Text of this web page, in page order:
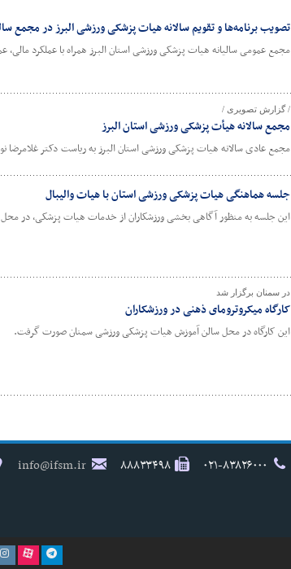
تصویب برنامه‌ها و تقویم سالانه هیات پزشکی ورزشی البرز در مجمع
مجمع عمومی سالیانه هیات پزشکی ورزشی استان البرز همراه با عملکرد مالی،
/ گزارش تصویری /
مجمع سالانه هیأت پزشکی ورزشی استان البرز
مجمع عادی سالانه هیات پزشکی ورزشی استان البرز به ریاست دکتر غلامرضا
جلسه هماهنگی هیات پزشکی ورزشی استان با هیات والیبال
این جلسه به منظور آگاهی بخشی ورزشکاران از خدمات هیات پزشکی، در محل
در سمنان برگزار شد
کارگاه میکروترومای ذهنی در ورزشکاران
این کارگاه در محل سالن آموزش هیات پزشکی ورزشی سمنان صورت گرفت.
۸۸۸۳۳۴۹۸ info@ifsm.ir